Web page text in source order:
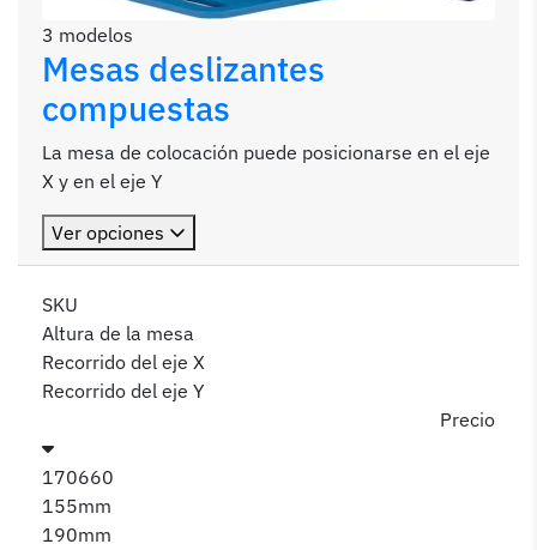
3 modelos
Mesas deslizantes
compuestas
La mesa de colocación puede posicionarse en el eje
X y en el eje Y
Ver opciones
SKU
Altura de la mesa
Recorrido del eje X
Recorrido del eje Y
Precio
170660
155mm
190mm